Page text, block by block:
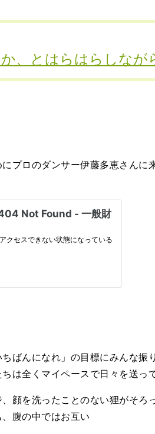
、とはらはらしな
プロのダンサー伊藤多恵さんに
ばんになれ」の目標にみんな振
は全くマイペースで日々を送っ
顔を洗ったことのない狸がそろ
腹の中ではお互い